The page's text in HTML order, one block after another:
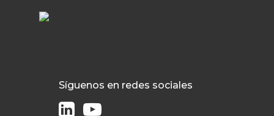
Síguenos en redes sociales